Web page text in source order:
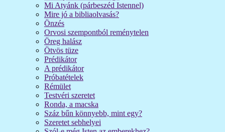
Mi Atyánk (párbeszéd Istennel)
Mire jó a bibliaolvasás?
Önzés
Orvosi szempontból reménytelen
Öreg halász
Ötvös tüze
Prédikátor
A prédikátor
Próbatételek
Rémület
Testvéri szeretet
Ronda, a macska
Száz bűn könnyebb, mint egy?
Szeretet sebhelyei